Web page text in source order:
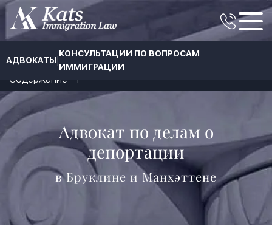
АДВОКАТЫ|
КОНСУЛЬТАЦИИ ПО ВОПРОСАМ
ИММИГРАЦИИ
Адвокат по делам о
депортации
в Бруклине и Манхэттене
Содержание